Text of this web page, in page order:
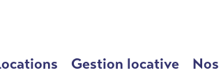
Locations Gestion locative